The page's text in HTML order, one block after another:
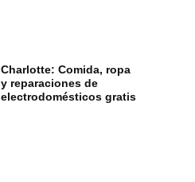
Charlotte: Comida, ropa
y reparaciones de
electrodomésticos gratis